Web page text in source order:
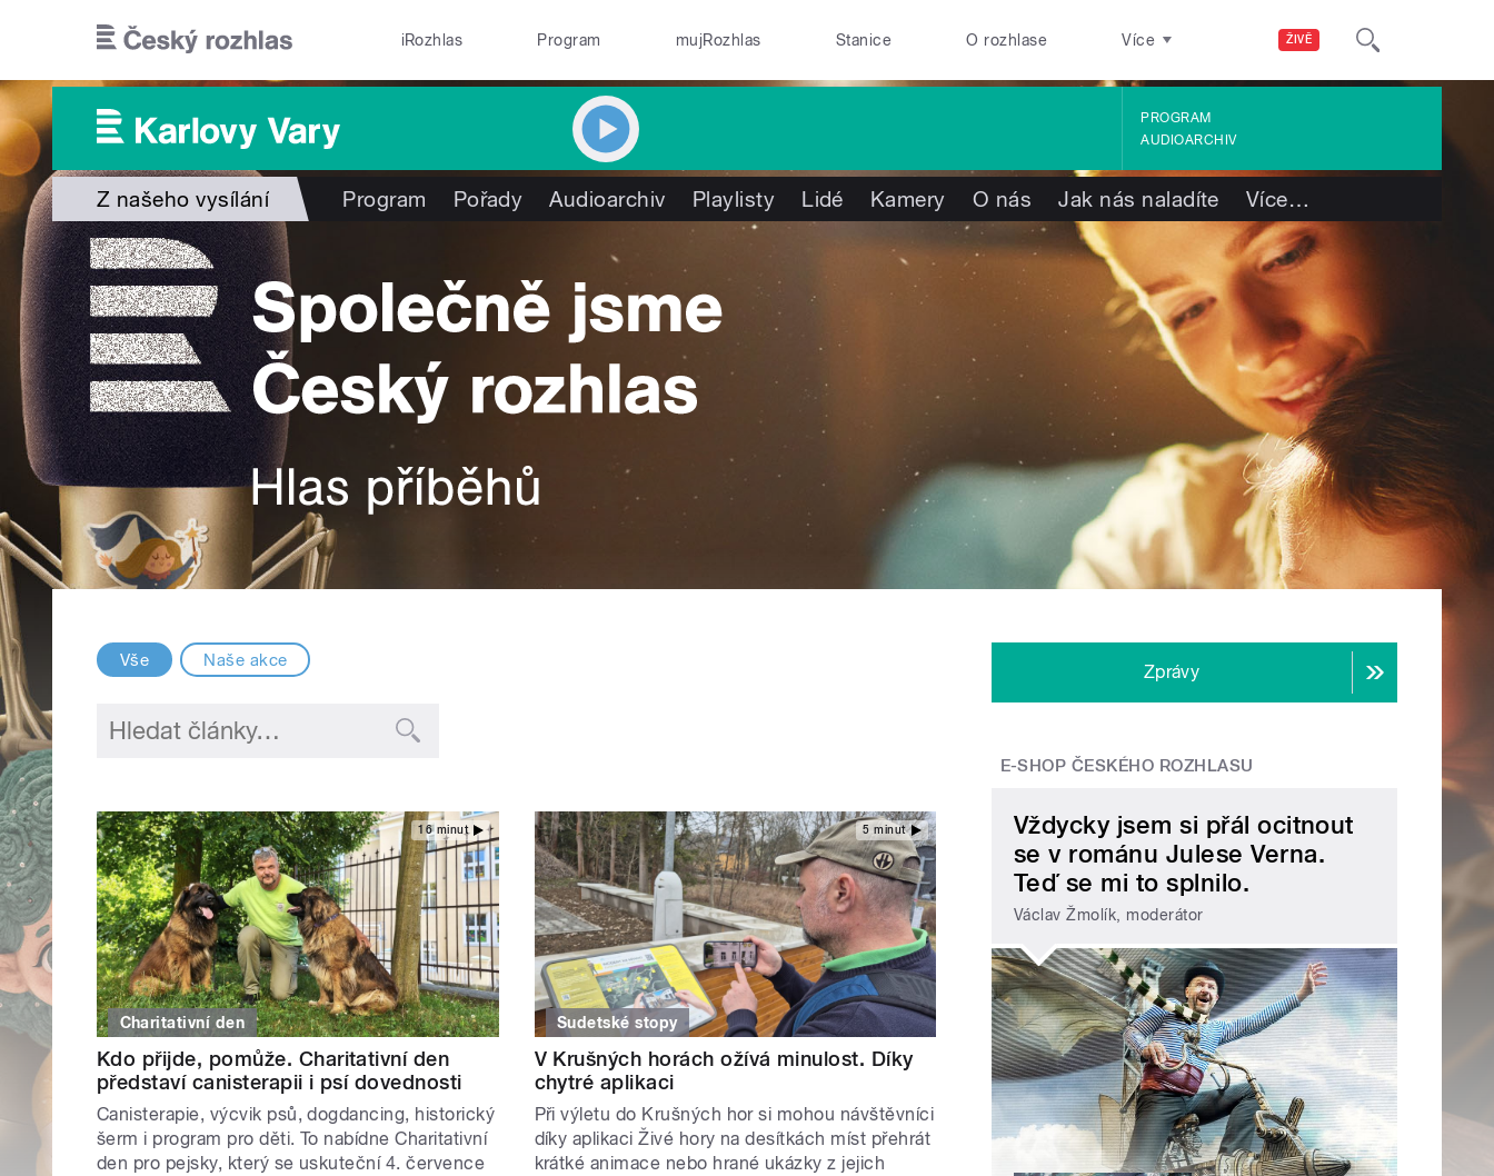
ŽIVĚ
iRozhlas Program mujRozhlas Stanice O rozhlase Více
PROGRAM
AUDIOARCHIV
Z našeho vysílání Program Pořady Audioarchiv Playlisty Lidé Kamery O nás Jak nás naladíte Více…
Vše Naše akce
16 minut
Charitativní den
Kdo přijde, pomůže. Charitativní den
představí canisterapii i psí dovednosti
Canisterapie, výcvik psů, dogdancing, historický
šerm i program pro děti. To nabídne Charitativní
den pro pejsky, který se uskuteční 4. července
5 minut
Sudetské stopy
V Krušných horách ožívá minulost. Díky
chytré aplikaci
Při výletu do Krušných hor si mohou návštěvníci
díky aplikaci Živé hory na desítkách míst přehrát
krátké animace nebo hrané ukázky z jejich
Zprávy
E-SHOP ČESKÉHO ROZHLASU
Vždycky jsem si přál ocitnout
se v románu Julese Verna.
Teď se mi to splnilo.
Václav Žmolík, moderátor